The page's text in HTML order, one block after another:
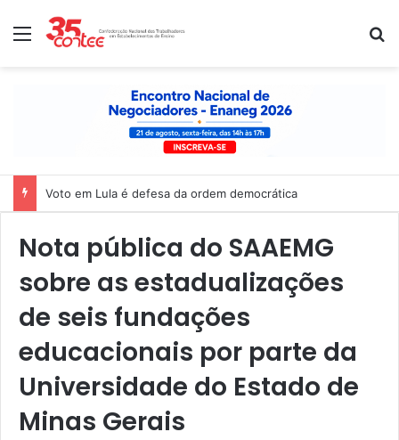
Menu
Voto em Lula é defesa da ordem democrática
Nota pública do SAAEMG
sobre as estadualizações
de seis fundações
educacionais por parte da
Universidade do Estado de
Minas Gerais